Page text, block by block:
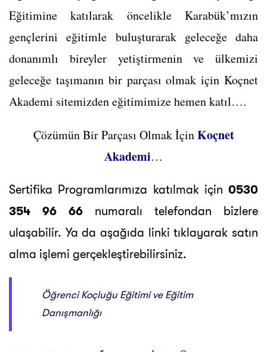
Eğitimine katılarak öncelikle Karabük’mızın
gençlerini eğitimle buluşturarak geleceğe daha
donanımlı bireyler yetiştirmenin ve ülkemizi
geleceğe taşımanın bir parçası olmak için Koçnet
Akademi sitemizden eğitimimize hemen katıl….
Çözümün Bir Parçası Olmak İçinKoçnet
Akademi…
Sertifika Programlarımıza katılmak için 0530
354 96 66 numaralı telefondan bizlere
ulaşabilir. Ya da aşağıda linki tıklayarak satın
alma işlemi gerçekleştirebilirsiniz.
Öğrenci Koçluğu Eğitimi ve Eğitim
Danışmanlığı